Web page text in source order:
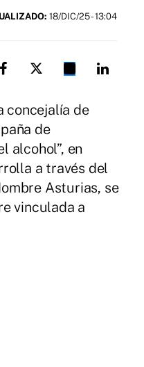
18/DIC/25 - 13:04
concejalía de
de
alcohol”, en
a través del
Asturias, se
vinculada a